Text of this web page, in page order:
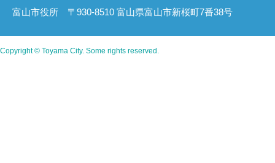
富山市役所 〒930-8510 富山県富山市新桜町7番38号
Copyright © Toyama City. Some rights reserved.